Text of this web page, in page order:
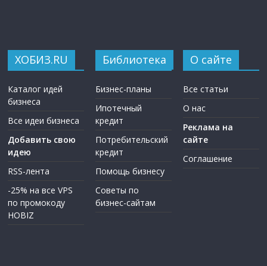
ХОБИЗ.RU
Каталог идей
бизнеса
Все идеи бизнеса
Добавить свою
идею
RSS-лента
-25% на все VPS
по промокоду
HOBIZ
Библиотека
Бизнес-планы
Ипотечный
кредит
Потребительский
кредит
Помощь бизнесу
Советы по
бизнес-сайтам
О сайте
Все статьи
О нас
Реклама на
сайте
Соглашение